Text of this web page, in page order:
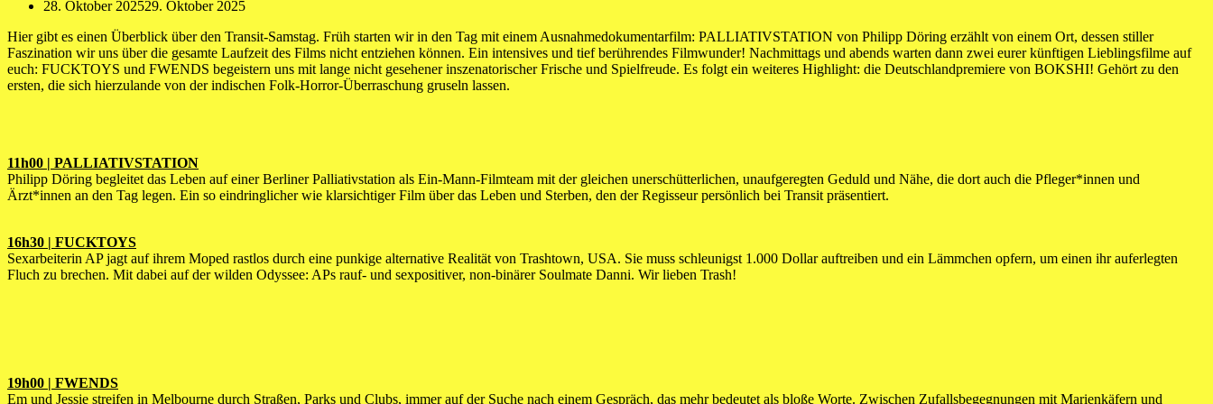
28. Oktober 202529. Oktober 2025
Hier gibt es einen Überblick über den Transit-Samstag. Früh starten wir in den Tag mit einem Ausnahmedokumentarfilm: PALLIATIVSTATION von Philipp Döring erzählt von einem Ort, dessen stiller
Faszination wir uns über die gesamte Laufzeit des Films nicht entziehen können. Ein intensives und tief berührendes Filmwunder! Nachmittags und abends warten dann zwei eurer künftigen Lieblingsfilme auf
euch: FUCKTOYS und FWENDS begeistern uns mit lange nicht gesehener inszenatorischer Frische und Spielfreude. Es folgt ein weiteres Highlight: die Deutschlandpremiere von BOKSHI! Gehört zu den
ersten, die sich hierzulande von der indischen Folk-Horror-Überraschung gruseln lassen.
11h00 | PALLIATIVSTATION
Philipp Döring begleitet das Leben auf einer Berliner Palliativstation als Ein-Mann-Filmteam mit der gleichen unerschütterlichen, unaufgeregten Geduld und Nähe, die dort auch die Pfleger*innen und
Ärzt*innen an den Tag legen. Ein so eindringlicher wie klarsichtiger Film über das Leben und Sterben, den der Regisseur persönlich bei Transit präsentiert.
16h30 | FUCKTOYS
Sexarbeiterin AP jagt auf ihrem Moped rastlos durch eine punkige alternative Realität von Trashtown, USA. Sie muss schleunigst 1.000 Dollar auftreiben und ein Lämmchen opfern, um einen ihr auferlegten
Fluch zu brechen. Mit dabei auf der wilden Odyssee: APs rauf- und sexpositiver, non-binärer Soulmate Danni. Wir lieben Trash!
19h00 | FWENDS
Em und Jessie streifen in Melbourne durch Straßen, Parks und Clubs, immer auf der Suche nach einem Gespräch, das mehr bedeutet als bloße Worte. Zwischen Zufallsbegegnungen mit Marienkäfern und